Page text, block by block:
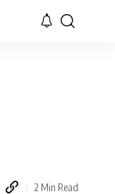
2 Min Read